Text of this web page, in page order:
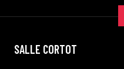
SALLE CORTOT